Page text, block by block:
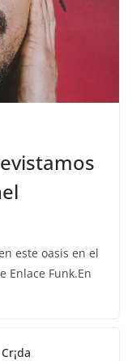
este oasis en el
Enlace Funk.En